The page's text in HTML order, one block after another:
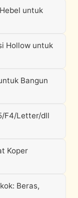
untuk
Hollow untuk
Bangun
F4/Letter/dll
Koper
Beras,